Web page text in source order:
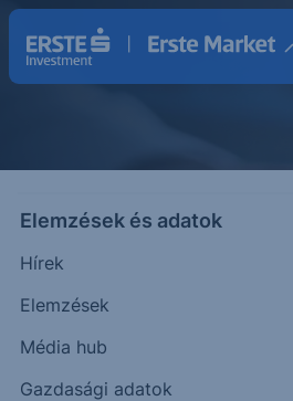
Elemzések és adatok
Hírek
Elemzések
Média hub
Gazdasági adatok
Közzétételek